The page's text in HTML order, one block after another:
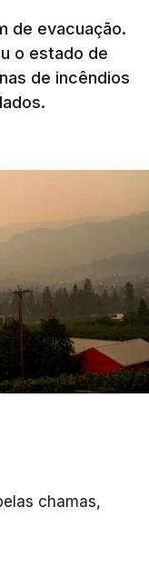
de evacuação.
o estado de
de incêndios
chamas,